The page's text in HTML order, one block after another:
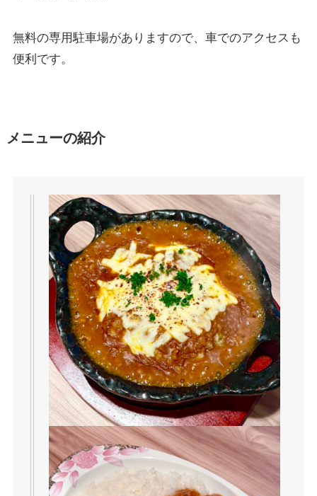
無料の専用駐車場がありますので、車でのアクセスも
便利です。
メニューの紹介